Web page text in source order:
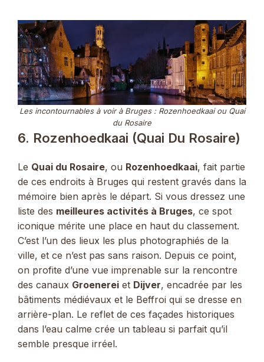
Les incontournables à voir à Bruges : Rozenhoedkaai ou Quai
du Rosaire
6. Rozenhoedkaai (Quai Du Rosaire)
Le Quai du Rosaire, ou Rozenhoedkaai, fait partie
de ces endroits à Bruges qui restent gravés dans la
mémoire bien après le départ. Si vous dressez une
liste des meilleures activités à Bruges, ce spot
iconique mérite une place en haut du classement.
C’est l’un des lieux les plus photographiés de la
ville, et ce n’est pas sans raison. Depuis ce point,
on profite d’une vue imprenable sur la rencontre
des canaux Groenerei et Dijver, encadrée par les
bâtiments médiévaux et le Beffroi qui se dresse en
arrière-plan. Le reflet de ces façades historiques
dans l’eau calme crée un tableau si parfait qu’il
semble presque irréel.